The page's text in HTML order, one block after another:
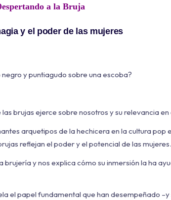
a la Bruja
y el poder de las mujeres
y puntiagudo sobre una escoba?
brujas ejerce sobre nosotros y su relevancia
arquetipos de la hechicera en la cultura pop
reflejan el poder y el potencial de las mujeres.
y nos explica cómo su inmersión la ha
el papel fundamental que han desempeñado